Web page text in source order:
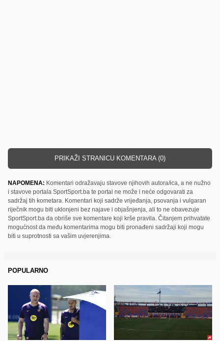
PRIKAŽI STRANICU KOMENTARA (0)
NAPOMENA: Komentari odražavaju stavove njihovih autora/ica, a ne nužno
i stavove portala SportSport.ba te portal ne može i neće odgovarati za
sadržaj tih kometara. Komentari koji sadrže vrijeđanja, psovanja i vulgaran
riječnik mogu biti uklonjeni bez najave i objašnjenja, ali to ne obavezuje
SportSport.ba da obriše sve komentare koji krše pravila. Čitanjem prihvatate
mogućnost da među komentarima mogu biti pronađeni sadržaji koji mogu
biti u suprotnosti sa vašim uvjerenjima.
POPULARNO